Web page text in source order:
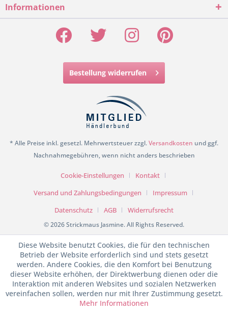
Informationen
Bestellung widerrufen
* Alle Preise inkl. gesetzl. Mehrwertsteuer zzgl.Versandkosten und ggf.
Nachnahmegebühren, wenn nicht anders beschrieben
Cookie-Einstellungen
Kontakt
Versand und Zahlungsbedingungen
Impressum
Datenschutz
AGB Widerrufsrecht
© 2026 Strickmaus Jasmine. All Rights Reserved.
Diese Website benutzt Cookies, die für den technischen
Betrieb der Website erforderlich sind und stets gesetzt
werden. Andere Cookies, die den Komfort bei Benutzung
dieser Website erhöhen, der Direktwerbung dienen oder die
Interaktion mit anderen Websites und sozialen Netzwerken
vereinfachen sollen, werden nur mit Ihrer Zustimmung gesetzt.
Mehr Informationen